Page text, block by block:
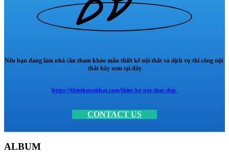
Nếu bạn đang làm nhà cần tham khảo mẫu thiết kế nội thất và dịch vụ thi công nội
thất hãy xem tại đây
https://thietkenoithat.com/thiet-ke-noi-that-dep
CONTACT US
ALBUM